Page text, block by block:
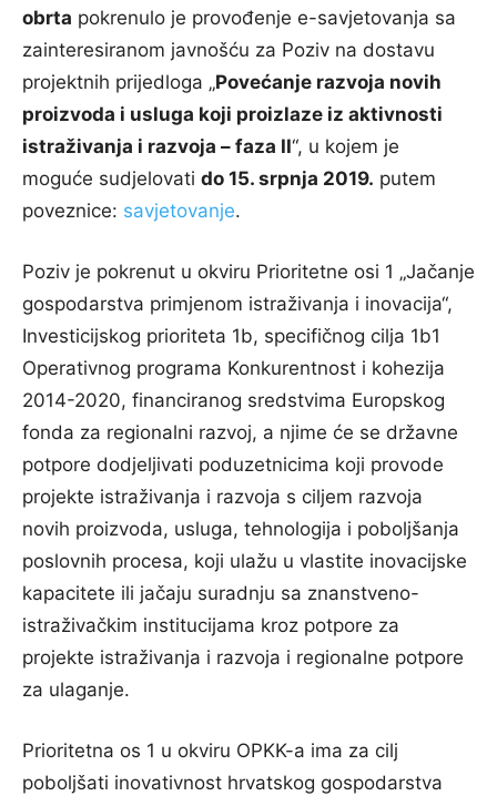
obrta pokrenulo je provođenje e-savjetovanja sa
zainteresiranom javnošću za Poziv na dostavu
projektnih prijedloga „Povećanje razvoja novih
proizvoda i usluga koji proizlaze iz aktivnosti
istraživanja i razvoja – faza II“, u kojem je
moguće sudjelovati do 15. srpnja 2019. putem
poveznice: savjetovanje.
Poziv je pokrenut u okviru Prioritetne osi 1 „Jačanje
gospodarstva primjenom istraživanja i inovacija“,
Investicijskog prioriteta 1b, specifičnog cilja 1b1
Operativnog programa Konkurentnost i kohezija
2014-2020, financiranog sredstvima Europskog
fonda za regionalni razvoj, a njime će se državne
potpore dodjeljivati poduzetnicima koji provode
projekte istraživanja i razvoja s ciljem razvoja
novih proizvoda, usluga, tehnologija i poboljšanja
poslovnih procesa, koji ulažu u vlastite inovacijske
kapacitete ili jačaju suradnju sa znanstveno-
istraživačkim institucijama kroz potpore za
projekte istraživanja i razvoja i regionalne potpore
za ulaganje.
Prioritetna os 1 u okviru OPKK-a ima za cilj
poboljšati inovativnost hrvatskog gospodarstva